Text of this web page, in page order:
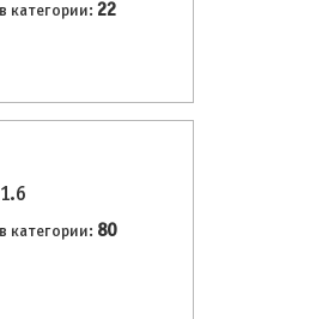
категории:22
категории: 80